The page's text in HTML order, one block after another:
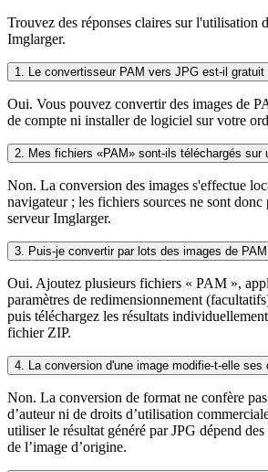
Trouvez des réponses claires sur l'utilisation
Imglarger.
1. Le convertisseur PAM vers JPG est-il gratuit
Oui. Vous pouvez convertir des images de
de compte ni installer de logiciel sur votre
2. Mes fichiers «PAM» sont-ils téléchargés sur
Non. La conversion des images s'effectue
navigateur ; les fichiers sources ne sont donc
serveur Imglarger.
3. Puis-je convertir par lots des images de
Oui. Ajoutez plusieurs fichiers « PAM »,
paramètres de redimensionnement
puis téléchargez les résultats
fichier ZIP.
4. La conversion d'une image modifie-t-elle
Non. La conversion de format ne confère
d’auteur ni de droits d’utilisation
utiliser le résultat généré par JPG dépend
de l’image d’origine.